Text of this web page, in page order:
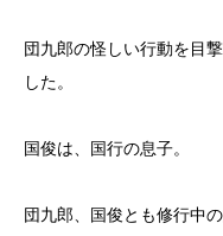
団九郎の怪しい行動を目
した。
国俊は、国行の息子。
団九郎、国俊とも修行中の